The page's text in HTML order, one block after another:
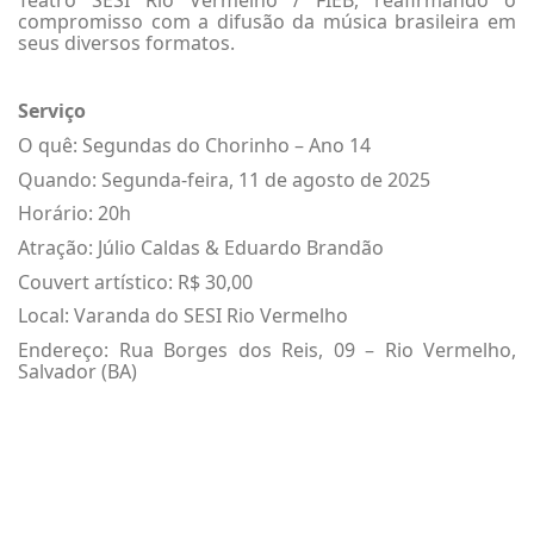
compromisso com a difusão da música brasileira em
seus diversos formatos.
Serviço
O quê: Segundas do Chorinho – Ano 14
Quando: Segunda-feira, 11 de agosto de 2025
Horário: 20h
Atração: Júlio Caldas & Eduardo Brandão
Couvert artístico: R$ 30,00
Local: Varanda do SESI Rio Vermelho
Endereço: Rua Borges dos Reis, 09 – Rio Vermelho,
Salvador (BA)